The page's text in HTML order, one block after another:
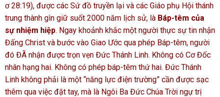
ơ 28:19), được các Sứ đồ truyền lại và các Giáo phụ Hội thánh
trung thành gìn giữ suốt 2000 năm lịch sử, là Báp-têm của
sự nhiệm hiệp. Ngay khoảnh khắc một người thực sự tin nhận
Đấng Christ và bước vào Giao Ước qua phép Báp-têm, người
đó ĐÃ nhận được trọn vẹn Đức Thánh Linh. Không có Cơ Đốc
nhân hạng hai. Không có phép báp-têm thứ hai. Đức Thánh
Linh không phải là một “năng lực điện trường” cần được sạc
thêm qua việc đặt tay, mà là Ngôi Ba Đức Chúa Trời ngự trị